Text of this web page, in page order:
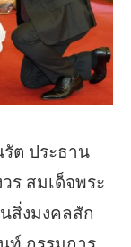
ต ประธาน
ร สมเด็จพระ
สิ่งมงคลสัก